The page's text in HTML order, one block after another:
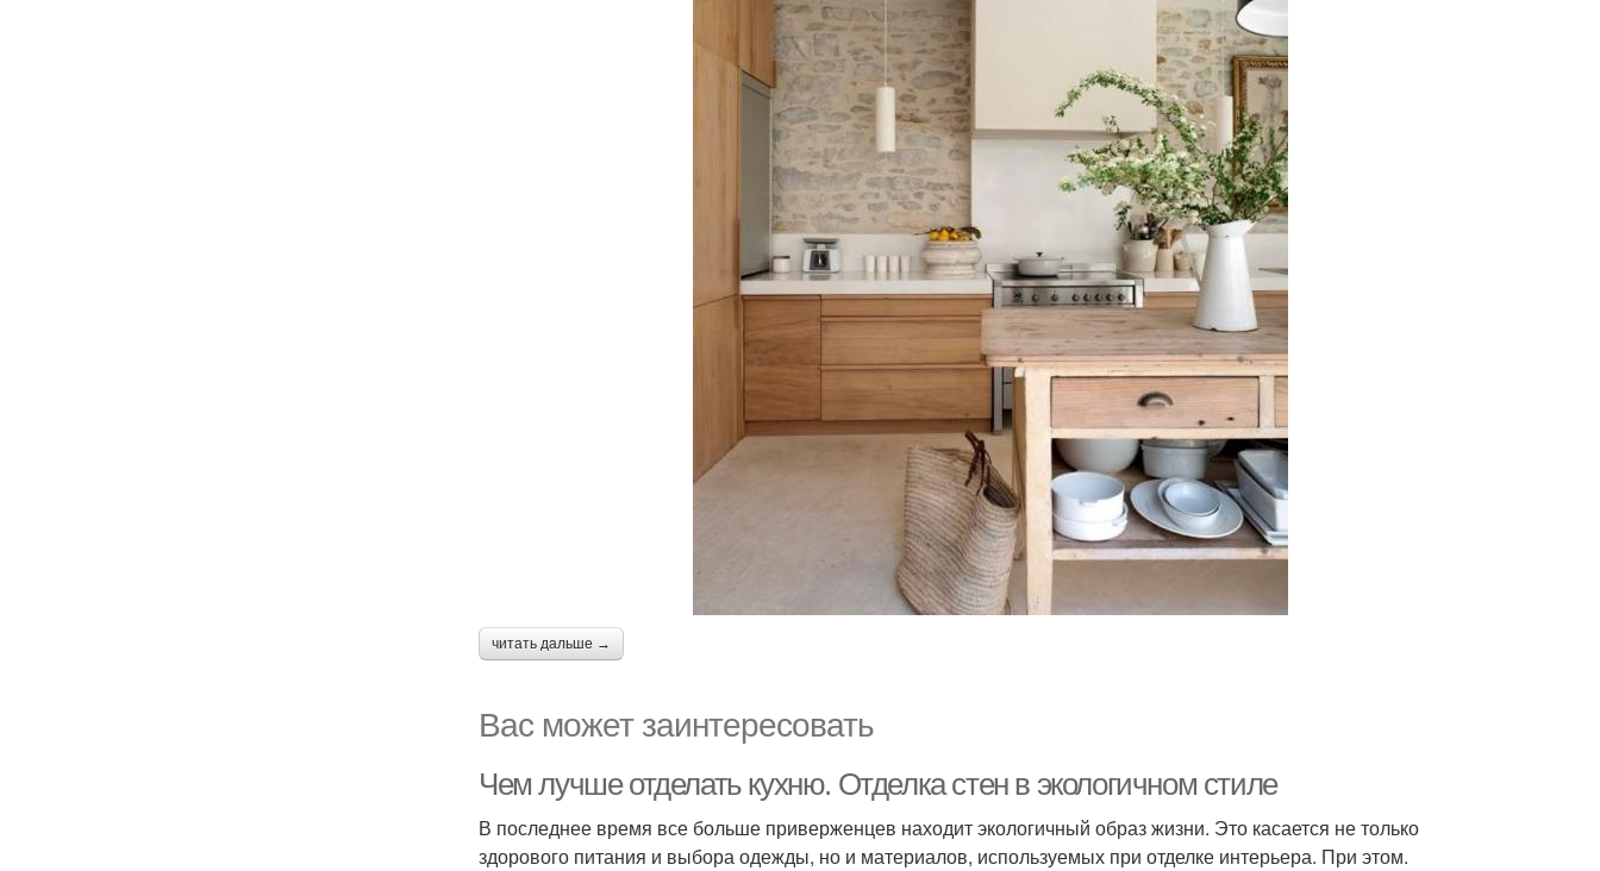
читать дальше →
Вас может заинтересовать
Чем лучше отделать кухню. Отделка стен в экологичном стиле
В последнее время все больше приверженцев находит экологичный образ жизни. Это касается не только
здорового питания и выбора одежды, но и материалов, используемых при отделке интерьера. При этом.